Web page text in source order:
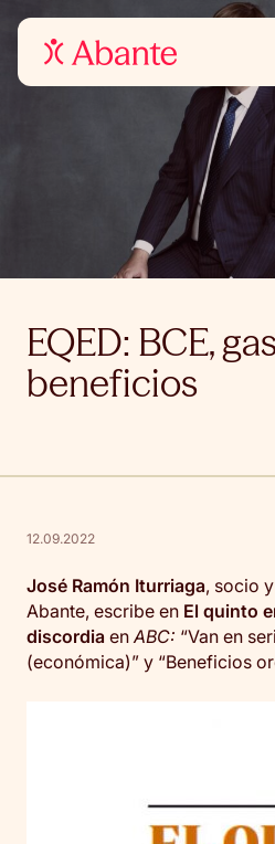
EQED: BCE,
beneficios
12.09.2022
José Ramón Iturriaga, socio
Abante, escribe en El quinto
discordia en ABC: “Van en
(económica)” y “Beneficios